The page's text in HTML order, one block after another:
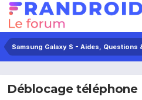
Samsung Galaxy S - Aides, Questions
Déblocage téléphone